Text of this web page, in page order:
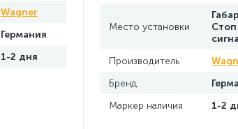
Wagner
Германия
1-2 дня
Место установки
Стоп
Производитель
Бренд
Маркер наличия
1-2